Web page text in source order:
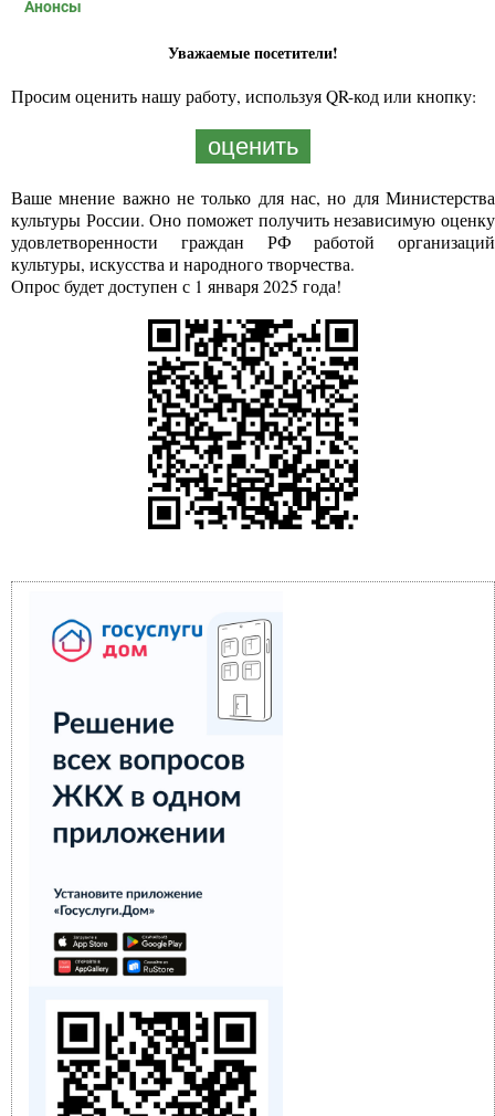
Анонсы
Уважаемые посетители!
Просим оценить нашу работу, используя QR-код или кнопку:
оценить
Ваше мнение важно не только для нас, но для Министерства
культуры России. Оно поможет получить независимую оценку
удовлетворенности граждан РФ работой организаций
культуры, искусства и народного творчества.
Опрос будет доступен с 1 января 2025 года!